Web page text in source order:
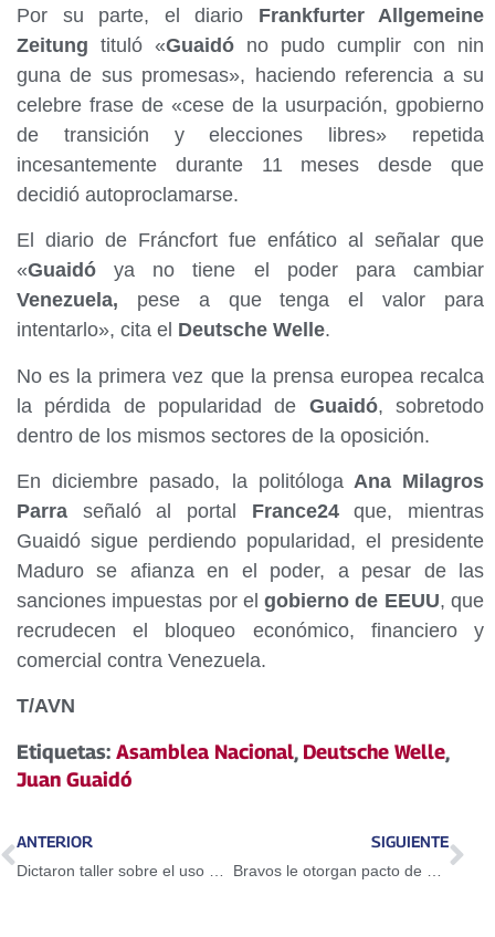
Por su parte, el diario Frankfurter Allgemeine
Zeitung tituló «Guaidó no pudo cumplir con nin
guna de sus promesas», haciendo referencia a su
celebre frase de «cese de la usurpación, gpobierno
de transición y elecciones libres» repetida
incesantemente durante 11 meses desde que
decidió autoproclamarse.
El diario de Fráncfort fue enfático al señalar que
«Guaidó ya no tiene el poder para cambiar
Venezuela, pese a que tenga el valor para
intentarlo», cita el Deutsche Welle.
No es la primera vez que la prensa europea recalca
la pérdida de popularidad de Guaidó, sobretodo
dentro de los mismos sectores de la oposición.
En diciembre pasado, la politólogaAna Milagros
Parra señaló al portal France24que, mientras
Guaidó sigue perdiendo popularidad, el presidente
Maduro se afianza en el poder, a pesar de las
sanciones impuestas por elgobierno de EEUU, que
recrudecen el bloqueo económico, financiero y
comercial contra Venezuela.
T/AVN
Etiquetas: Asamblea Nacional, Deutsche Welle,
Juan Guaidó
ANTERIOR SIGUIENTE